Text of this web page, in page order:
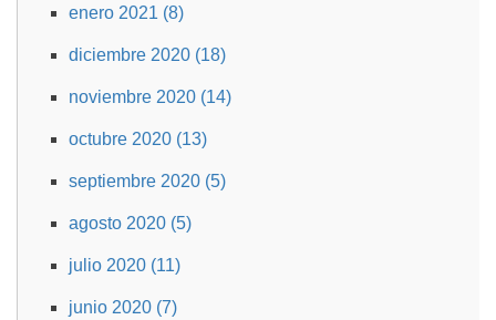
enero 2021 (8)
diciembre 2020 (18)
noviembre 2020 (14)
octubre 2020 (13)
septiembre 2020 (5)
agosto 2020 (5)
julio 2020 (11)
junio 2020 (7)